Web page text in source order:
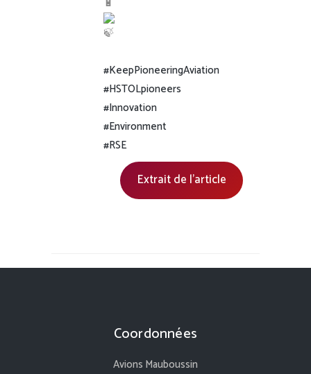
#KeepPioneeringAviation
#HSTOLpioneers
#Innovation
#Environment
#RSE
Extrait de l’article
Coordonnées
Avions Mauboussin